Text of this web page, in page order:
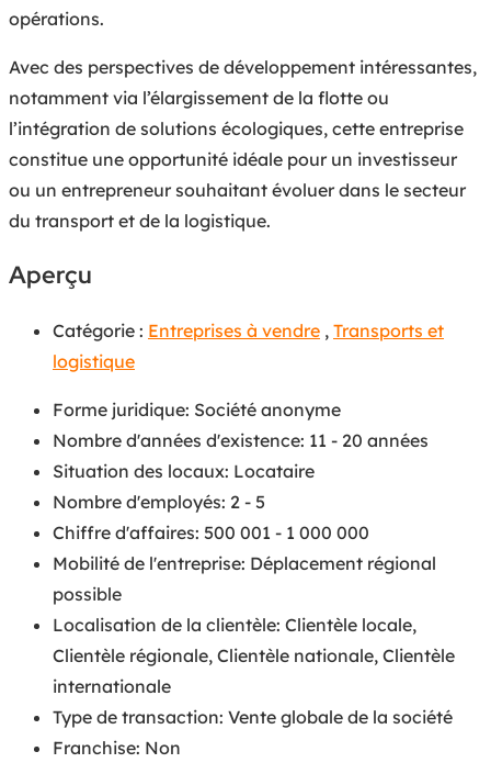
opérations.
Avec des perspectives de développement intéressantes,
notamment via l’élargissement de la flotte ou
l’intégration de solutions écologiques, cette entreprise
constitue une opportunité idéale pour un investisseur
ou un entrepreneur souhaitant évoluer dans le secteur
du transport et de la logistique.
Aperçu
Catégorie : Entreprises à vendre , Transports et
logistique
Forme juridique: Société anonyme
Nombre d'années d'existence: 11 - 20 années
Situation des locaux: Locataire
Nombre d'employés: 2 - 5
Chiffre d'affaires: 500 001 - 1 000 000
Mobilité de l'entreprise: Déplacement régional
possible
Localisation de la clientèle: Clientèle locale,
Clientèle régionale, Clientèle nationale, Clientèle
internationale
Type de transaction: Vente globale de la société
Franchise: Non